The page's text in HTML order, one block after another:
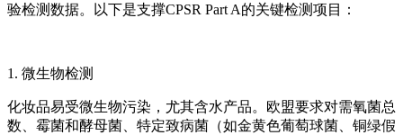
验检测数据。以下是支撑CPSR Part A的关键检测项目：
1. 微生物检测
化妆品易受微生物污染，尤其含水产品。欧盟要求对需氧菌总
数、霉菌和酵母菌、特定致病菌（如金黄色葡萄球菌、铜绿假